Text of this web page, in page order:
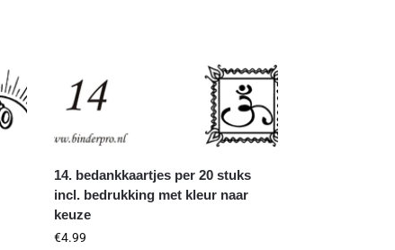
14. bedankkaartjes per 20 stuks
incl. bedrukking met kleur naar
keuze
€4.99